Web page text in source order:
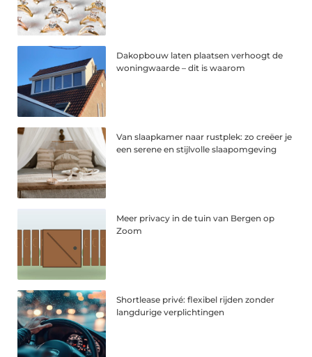
Dakopbouw laten plaatsen verhoogt de
woningwaarde – dit is waarom
Van slaapkamer naar rustplek: zo creëer je
een serene en stijlvolle slaapomgeving
Meer privacy in de tuin van Bergen op
Zoom
Shortlease privé: flexibel rijden zonder
langdurige verplichtingen